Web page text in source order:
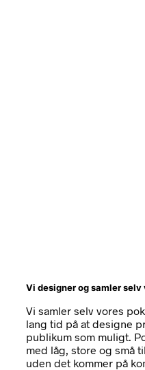
Vi designer og samler
Vi samler selv vores
lang tid på at designe
publikum som muligt.
med låg, store og små
uden det kommer på